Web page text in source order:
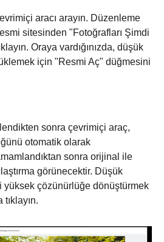
aracı arayın. Düzenleme
sitesinden "Fotoğrafları Şimdi
Oraya vardığınızda, düşük
için "Resmi Aç" düğmesini
sonra çevrimiçi araç,
otomatik olarak
sonra orijinal ile
görünecektir. Düşük
çözünürlüğe dönüştürmek